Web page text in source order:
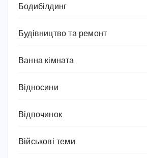
Бодибілдинг
Будівництво та ремонт
Ванна кімната
Відносини
Відпочинок
Військові теми